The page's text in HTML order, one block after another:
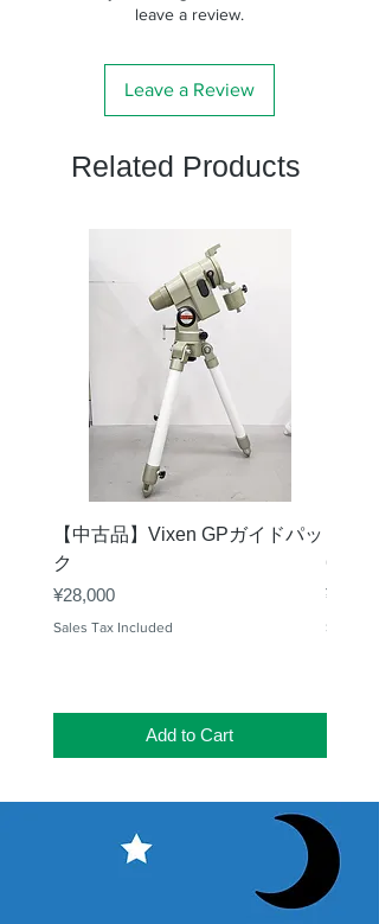
ペンタックスK、ビクセン、リコ
ミノルタ用（MF）
Cマウント用
（デ
α7S、α7SⅡ、α7R、
α7RⅢ、α7RⅣ、α7RⅡ、
α7Ⅱ、α7SⅡ、α6000、
α6400、α6300、
NEX-6、NEX-5N、NEX-
5R、NEX-5T、NEX-5、
NEX-3、NEX-3N、NEX-
C3、NEX-F3
leave a review.
Leave a Review
Related Products
【中古品】Vixen GPガイドパッ
ク
Price
¥28,000
Sales Tax Included
Add to Cart
Price
¥50,000
Sales